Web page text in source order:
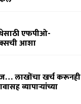
एफपीओ-
आशा
लाखोंचा खर्च करूनही
व्यापाऱ्यांच्या